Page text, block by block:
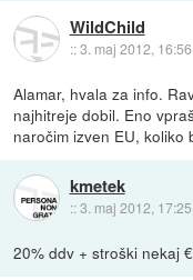
WildChild
::3. maj 2012, 16:56
Alamar, hvala za info.
najhitreje dobil. Eno
naročim izven EU,
kmetek
::3. maj 2012, 17:25
20% ddv + stroški nekaj